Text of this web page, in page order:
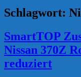
Schlagwort:
SmartTOP
Nissan 370Z
reduziert